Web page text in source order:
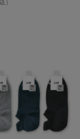
）